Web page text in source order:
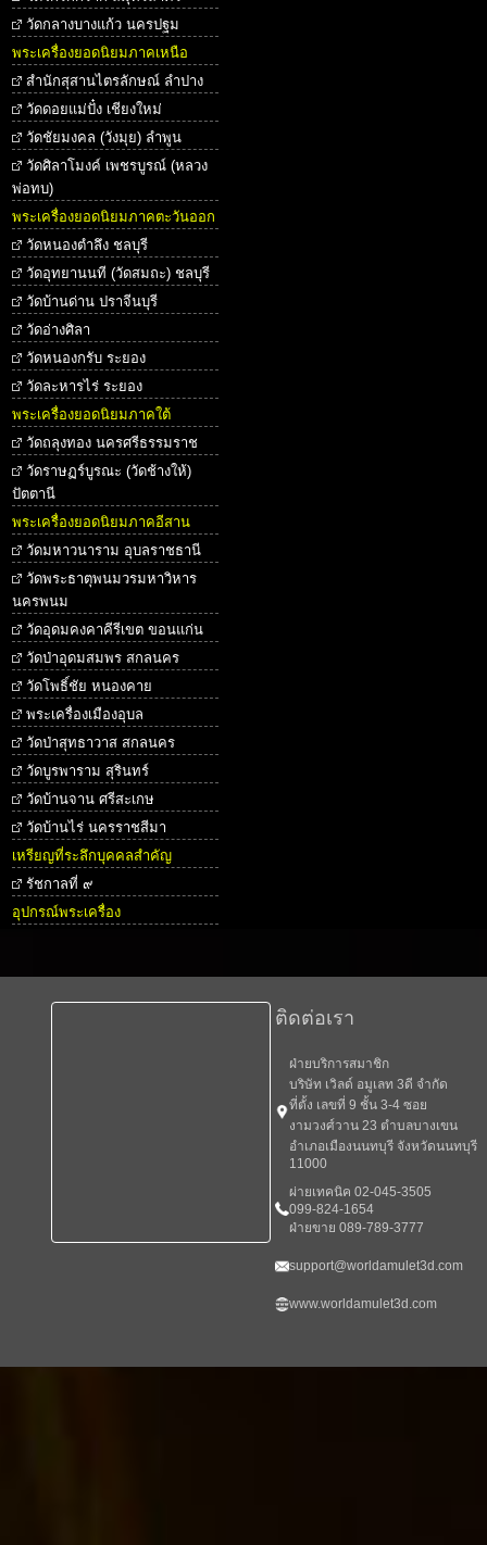
วัดกลางบางแก้ว นครปฐม
พระเครื่องยอดนิยมภาคเหนือ
สำนักสุสานไตรลักษณ์ ลำปาง
วัดดอยแม่ปั๋ง เชียงใหม่
วัดชัยมงคล (วังมุย) ลำพูน
วัดศิลาโมงค์ เพชรบูรณ์ (หลวง
พ่อทบ)
พระเครื่องยอดนิยมภาคตะวันออก
วัดหนองตำลึง ชลบุรี
วัดอุทยานนที (วัดสมถะ) ชลบุรี
วัดบ้านด่าน ปราจีนบุรี
วัดอ่างศิลา
วัดหนองกรับ ระยอง
วัดละหารไร่ ระยอง
พระเครื่องยอดนิยมภาคใต้
วัดถลุงทอง นครศรีธรรมราช
วัดราษฏร์บูรณะ (วัดช้างให้)
ปัตตานี
พระเครื่องยอดนิยมภาคอีสาน
วัดมหาวนาราม อุบลราชธานี
วัดพระธาตุพนมวรมหาวิหาร
นครพนม
วัดอุดมคงคาคีรีเขต ขอนแก่น
วัดป่าอุดมสมพร สกลนคร
วัดโพธิ์ชัย หนองคาย
พระเครื่องเมืองอุบล
วัดป่าสุทธาวาส สกลนคร
วัดบูรพาราม สุรินทร์
วัดบ้านจาน ศรีสะเกษ
วัดบ้านไร่ นครราชสีมา
เหรียญที่ระลึกบุคคลสำคัญ
รัชกาลที่ ๙
อุปกรณ์พระเครื่อง
ติดต่อเรา
ฝ่ายบริการสมาชิก
บริษัท เวิลด์ อมูเลท 3ดี จำกัด
ที่ตั้ง เลขที่ 9 ชั้น 3-4 ซอย
งามวงศ์วาน 23 ตำบลบางเขน
อำเภอเมืองนนทบุรี จังหวัดนนทบุรี
11000
ผ่ายเทคนิค 02-045-3505
099-824-1654
ฝ่ายขาย 089-789-3777
support@worldamulet3d.com
www.worldamulet3d.com